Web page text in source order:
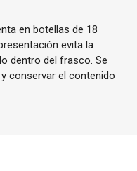
en botellas de 18
evita la
dentro del frasco. Se
conservar el contenido